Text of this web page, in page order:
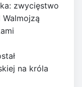
zwycięstwo
na króla